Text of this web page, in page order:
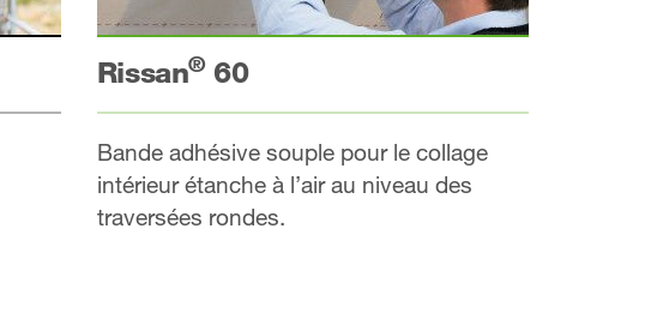
Rissan®60
Bande adhésive souple pour le collage
intérieur étanche à l’air au niveau des
traversées rondes.